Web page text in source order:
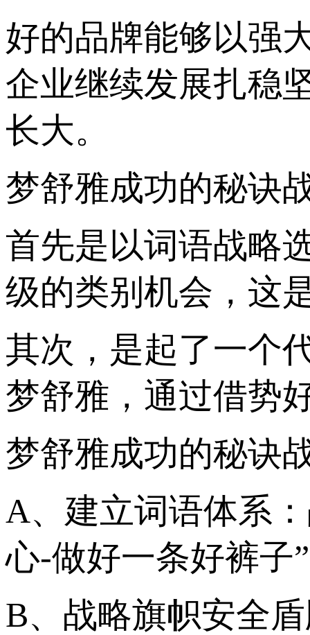
好的品牌能够以强
企业继续发展扎稳
长大。
梦舒雅成功的秘诀
首先是以词语战略
级的类别机会，这
其次，是起了一个
梦舒雅，通过借势
梦舒雅成功的秘诀
A、建立词语体系
心-做好一条好裤子
B、战略旗帜安全